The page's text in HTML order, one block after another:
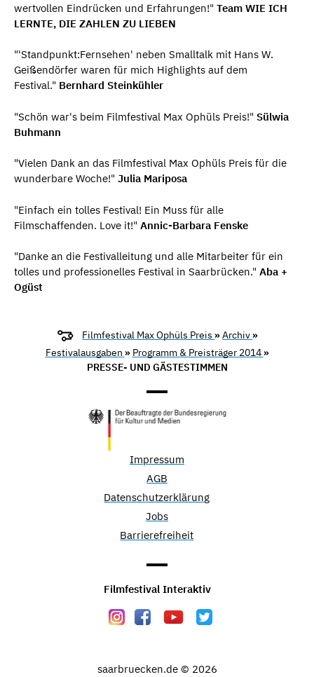
wertvollen Eindrücken und Erfahrungen!" Team WIE ICH
LERNTE, DIE ZAHLEN ZU LIEBEN
"'Standpunkt:Fernsehen' neben Smalltalk mit Hans W.
Geißendörfer waren für mich Highlights auf dem
Festival." Bernhard Steinkühler
"Schön war's beim Filmfestival Max Ophüls Preis!" Sülwia
Buhmann
"Vielen Dank an das Filmfestival Max Ophüls Preis für die
wunderbare Woche!" Julia Mariposa
"Einfach ein tolles Festival! Ein Muss für alle
Filmschaffenden. Love it!" Annic-Barbara Fenske
"Danke an die Festivalleitung und alle Mitarbeiter für ein
tolles und professionelles Festival in Saarbrücken." Aba +
Ogüst
Filmfestival Max Ophüls Preis »Archiv »
Festivalausgaben » Programm & Preisträger 2014 »
PRESSE- UND GÄSTESTIMMEN
Impressum
AGB
Datenschutzerklärung
Jobs
Barrierefreiheit
Filmfestival Interaktiv
saarbruecken.de © 2026